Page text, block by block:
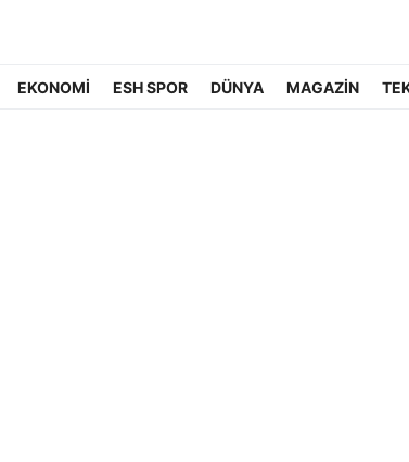
EKONOMİ ESH SPOR DÜNYA MAGAZİN